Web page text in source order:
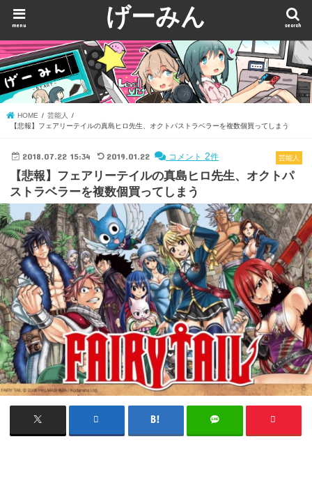
げーみん search
menu
HOME
芸能人
【悲報】フェアリーテイルの真島ヒロ先生、オクトパストラベラーを複数個買ってしまう
芸能人
2018.07.22 15:34 2019.01.22 コメント 2件
【悲報】フェアリーテイルの真島ヒロ先生、オクトパ
ストラベラーを複数個買ってしまう